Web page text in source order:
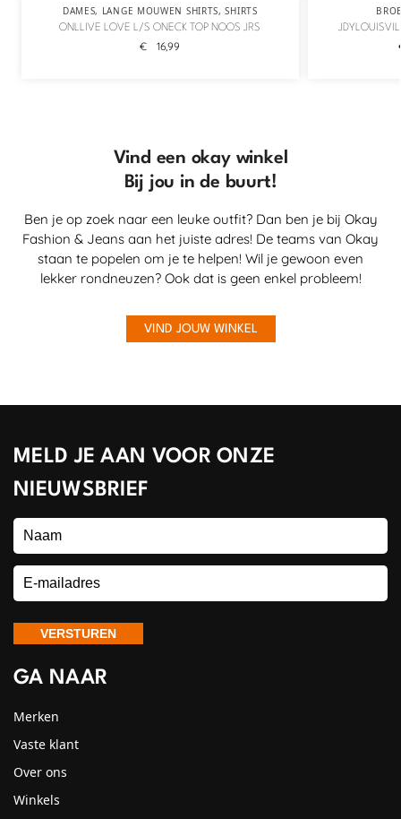
DAMES, LANGE MOUWEN SHIRTS,SHIRTS
ONLLIVE LOVE L/S ONECK TOP NOOS JRS
€ 16,99
Vind een okay winkel
Bij jou in de buurt!
Ben je op zoek naar een leuke outfit? Dan ben je bij Okay
Fashion & Jeans aan het juiste adres! De teams van Okay
staan te popelen om je te helpen! Wil je gewoon even
lekker rondneuzen? Ook dat is geen enkel probleem!
VIND JOUW WINKEL
MELD JE AAN VOOR ONZE
NIEUWSBRIEF
GA NAAR
Merken
Vaste klant
Over ons
Winkels